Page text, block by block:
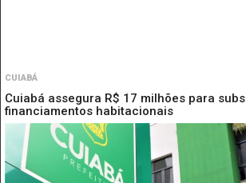
CUIABÁ
Cuiabá assegura R$ 17 milhões para
financiamentos habitacionais